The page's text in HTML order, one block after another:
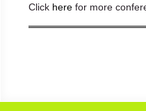
Click here for more